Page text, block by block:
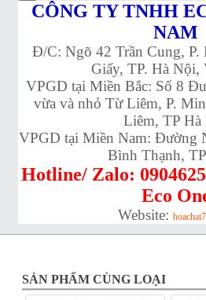
CÔNG TY TNHH
NAM
Đ/C: Ngõ 42 Trần Cung, P.
Giấy, TP. Hà Nội,
VPGD tại Miền Bắc: Số 8
vừa và nhỏ Từ Liêm, P.
Liêm, TP Hà
VPGD tại Miền Nam: Đường
Bình Thạnh,
Hotline/ Zalo:
Eco
Website:
SẢN PHẨM CÙNG LOẠI